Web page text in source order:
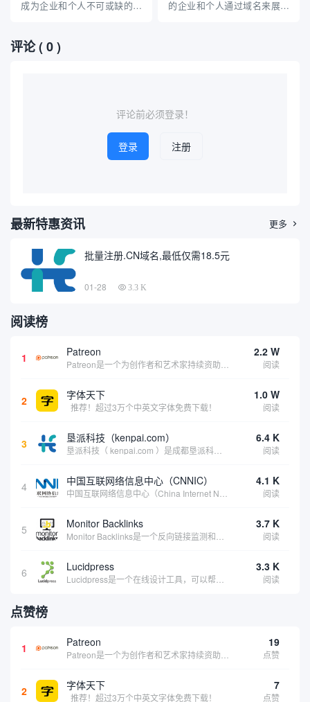
源、制作方法、营养价值及与
源、制作方法、营养价值及与
成为企业和个人不可或缺的网
易和管理需求也愈发旺盛。
taojz作为国内知名的域名查询
的企业和个人通过域名来展示
莞太...
评论( 0 )
评论前必须登录！
登录 注册
最新特惠资讯 更多 
批量注册.CN域名,最低仅需18.5元
01-28 3.3 K
阅读榜
1 Patreon 2.2 W
阅读
2 字体天下
推荐！超过3万个中英文字体免费下载！
1.0 W
阅读
3 垦派科技（kenpai.com） 6.4 K
阅读
4 中国互联网络信息中心（CNNIC） 4.1 K
阅读
5 Monitor Backlinks 3.7 K
阅读
6 Lucidpress 3.3 K
阅读
点赞榜
1 Patreon 19
点赞
2 字体天下
推荐！超过3万个中英文字体免费下载！
7
点赞